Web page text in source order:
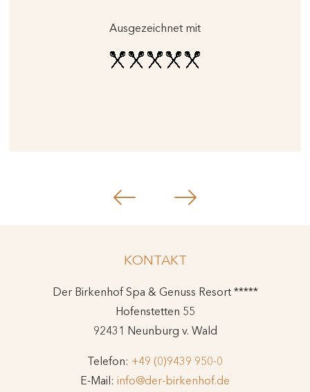
Ausgezeichnet mit
KONTAKT
Der Birkenhof Spa & Genuss Resort *****
Hofenstetten 55
92431 Neunburg v. Wald
Telefon: +49 (0)9439 950-0
E-Mail: info@der-birkenhof.de